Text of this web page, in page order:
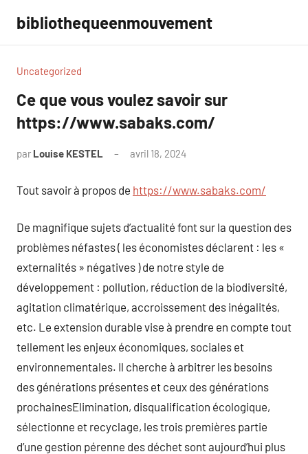
contenu
bibliothequeenmouvement
Uncategorized
Ce que vous voulez savoir sur
https://www.sabaks.com/
par Louise KESTEL avril 18, 2024
Tout savoir à propos de https://www.sabaks.com/
De magnifique sujets d’actualité font sur la question des
problèmes néfastes ( les économistes déclarent : les «
externalités » négatives ) de notre style de
développement : pollution, réduction de la biodiversité,
agitation climatérique, accroissement des inégalités,
etc. Le extension durable vise à prendre en compte tout
tellement les enjeux économiques, sociales et
environnementales. Il cherche à arbitrer les besoins
des générations présentes et ceux des générations
prochainesElimination, disqualification écologique,
sélectionne et recyclage, les trois premières partie
d’une gestion pérenne des déchet sont aujourd’hui plus